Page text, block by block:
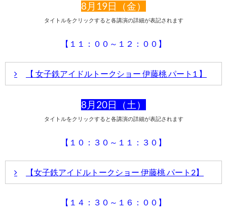
8月19日（金）
タイトルをクリックすると各講演の詳細が表記されます
【１１：００～１２：００】
【 女子鉄アイドルトークショー 伊藤桃 パート1 】
講演内容
アイドルとして活躍するかたわら、今年、JR旅客鉄道全線
も知られる伊藤 桃さんによるトークショーを開催します。
ます。
聞き手に赤城 隼人さんを迎え、パート1、パート2の2ステ
ージを行います。
開します。乗車中に寝てしまったところは再履修？ かな
りなこだわりです。
8月20日（土）
タイトルをクリックすると各講演の詳細が表記されます
【１０：３０～１１：３０】
【女子鉄アイドルトークショー 伊藤桃 パート2】
講演内容
【１４：３０～１６：００】